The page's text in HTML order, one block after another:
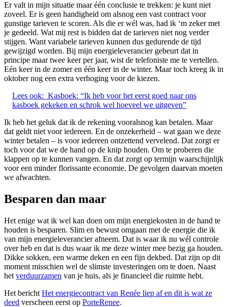
Er valt in mijn situatie maar één conclusie te trekken: je kunt niet
zoveel. Er is geen handigheid om alsnog een vast contract voor
gunstige tarieven te scoren. Als die er wél was, had ik ‘m zeker met
je gedeeld. Wat mij rest is bidden dat de tarieven niet nog verder
stijgen. Want variabele tarieven kunnen dus gedurende de tijd
gewijzigd worden. Bij mijn energieleverancier gebeurt dat in
principe maar twee keer per jaar, wist de telefoniste me te vertellen.
Eén keer in de zomer en één keer in de winter. Maar toch kreeg ik in
oktober nog een extra verhoging voor de kiezen.
Lees ook: Kasboek: “Ik heb voor het eerst goed naar ons
kasboek gekeken en schrok wel hoeveel we uitgeven”
Ik heb het geluk dat ik de rekening vooralsnog kan betalen. Maar
dat geldt niet voor iedereen. En de onzekerheid – wat gaan we deze
winter betalen – is voor iedereen ontzettend vervelend. Dat zorgt er
toch voor dat we de hand op de knip houden. Om te proberen die
klappen op te kunnen vangen. En dat zorgt op termijn waarschijnlijk
voor een minder florissante economie. De gevolgen daarvan moeten
we afwachten.
Besparen dan maar
Het enige wat ik wel kan doen om mijn energiekosten in de hand te
houden is besparen. Slim en bewust omgaan met de energie die ik
van mijn energieleverancier afneem. Dat is waar ik nu wél controle
over heb en dat is dus waar ik me deze winter mee bezig ga houden.
Dikke sokken, een warme deken en een fijn dekbed. Dat zijn op dit
moment misschien wel de slimste investeringen om te doen. Naast
het verduurzamen van je huis, als je financieel die ruimte hebt.
Het bericht Het energiecontract van Renée liep af en dit is wat ze
deed verscheen eerst op PorteRenee.